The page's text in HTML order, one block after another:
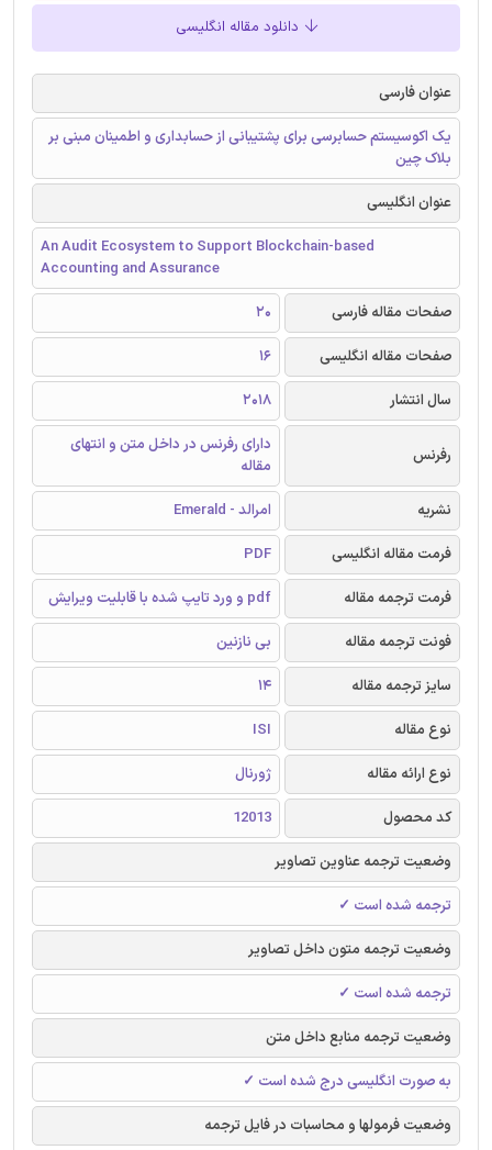
دانلود مقاله انگلیسی
عنوان فارسی
یک اکوسیستم حسابرسی برای پشتیبانی از حسابداری و اطمینان مبنی بر
بلاک چین
عنوان انگلیسی
An Audit Ecosystem to Support Blockchain-based
Accounting and Assurance
صفحات مقاله فارسی
20
صفحات مقاله انگلیسی
16
سال انتشار
2018
رفرنس
دارای رفرنس در داخل متن و انتهای
مقاله
نشریه
امرالد - Emerald
فرمت مقاله انگلیسی
PDF
فرمت ترجمه مقاله
pdf و ورد تایپ شده با قابلیت ویرایش
فونت ترجمه مقاله
بی نازنین
سایز ترجمه مقاله
14
نوع مقاله
ISI
نوع ارائه مقاله
ژورنال
کد محصول
12013
وضعیت ترجمه عناوین تصاویر
ترجمه شده است ✓
وضعیت ترجمه متون داخل تصاویر
ترجمه شده است ✓
وضعیت ترجمه منابع داخل متن
به صورت انگلیسی درج شده است ✓
وضعیت فرمولها و محاسبات در فایل ترجمه